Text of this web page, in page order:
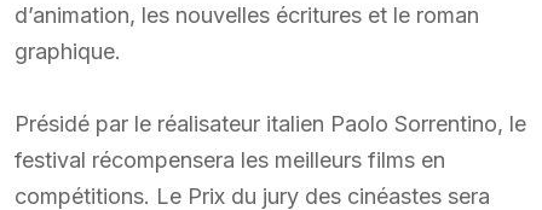
d’animation, les nouvelles écritures et le roman
graphique.
Présidé par le réalisateur italien Paolo Sorrentino, le
festival récompensera les meilleurs films en
compétitions. Le Prix du jury des cinéastes sera